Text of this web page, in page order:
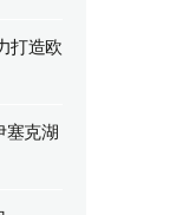
打造欧
塞克湖